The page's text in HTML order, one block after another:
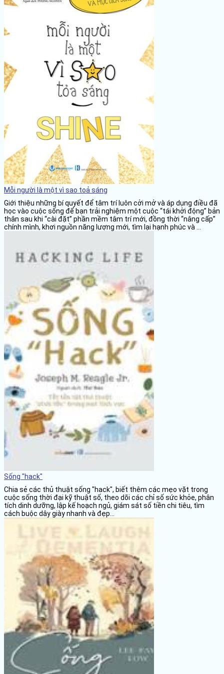
Mỗi người là một vì sao toả sáng
Giới thiệu những bí quyết để tâm trí luôn cởi mở và áp dụng điều đã
học vào cuộc sống để bạn trải nghiệm một cuộc “tái khởi động” bản
thân sau khi “cài đặt” phần mềm tâm trí mới, đồng thời “nâng cấp”
chính mình, khơi nguồn năng lượng mới, tìm lại hạnh phúc và ...
Sống "hack"
Chia sẻ các thủ thuật sống "hack", biết thêm các mẹo vặt trong
cuộc sống thời đại kỹ thuật số, theo dõi các chỉ số sức khỏe, phân
tích dinh dưỡng, lập kế hoạch ngủ, giám sát số tiền chi tiêu, tìm
cách buộc dây giày nhanh và đẹp...